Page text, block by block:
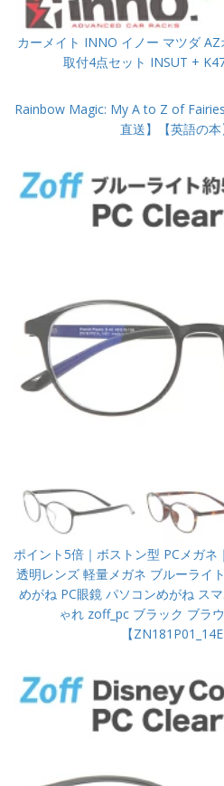
カーメイト INNO イノー マツダ
取付4点セット INSUT +
Rainbow Magic: My A to Z of
直送】【英語の本
ポイント5倍｜ボストン型 PCメガネ
透明レンズ 軽量メガネ ブルーライ
めがね PC眼鏡 パソコンめがね ス
ゃれ zoff_pc ブラック ブラ
【